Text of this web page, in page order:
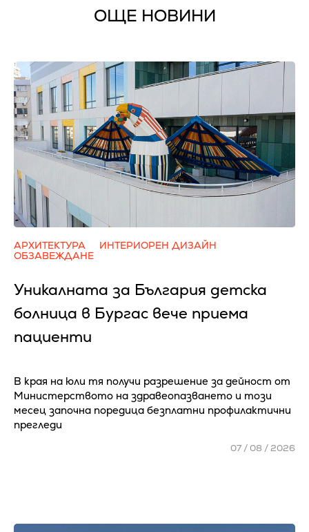
ОЩЕ НОВИНИ
АРХИТЕКТУРА
ИНТЕРИОРЕН ДИЗАЙН
ОБЗАВЕЖДАНЕ
Уникалната за България детска
болница в Бургас вече приема
пациенти
В края на юли тя получи разрешение за дейност от
Министерството на здравеопазването и този
месец започна поредица безплатни профилактични
прегледи
07 / 08 / 2026